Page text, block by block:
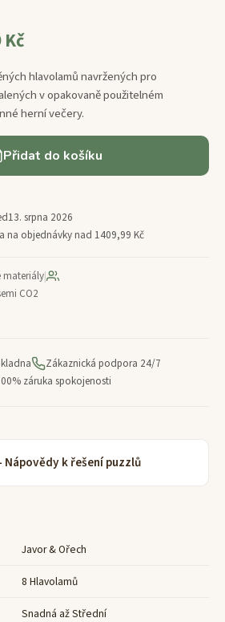
Kč
hlavolamů navržených pro
v opakovaně použitelném
herní večery.
Přidat do košíku
13. srpna 2026
na objednávky nad 1409,99 Kč
materiály|
CO2
Zákaznická podpora 24/7
záruka spokojenosti
k řešení puzzlů
Javor & Ořech
8 Hlavolamů
Snadná až Střední